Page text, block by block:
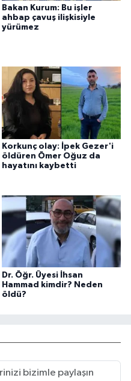
Bakan Kurum: Bu işler
ahbap çavuş ilişkisiyle
yürümez
Korkunç olay: İpek Gezer'i
öldüren Ömer Oğuz da
hayatını kaybetti
Dr. Öğr. Üyesi İhsan
Hammad kimdir? Neden
öldü?